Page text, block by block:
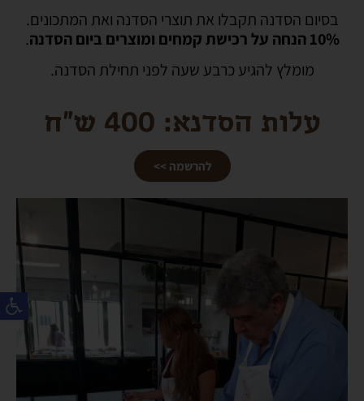
בסיום הסדנה תקבלו את תוצרי הסדנה ואת המתכונים.
10% הנחה על רכישת קמחים ומוצרים ביום הסדנה
.
מומלץ להגיע כרבע שעה לפני תחילת הסדנה.
עלות הסדנא: 400 ש"ח
להרשמה >>